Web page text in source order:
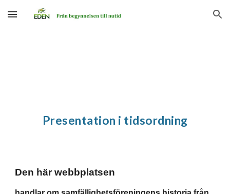
Skip to main content Skip to navigation
Presentation i tidsordning
Den här webbplatsen